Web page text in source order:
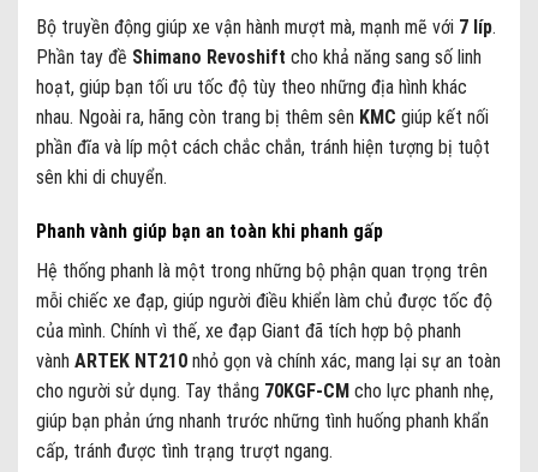
Bộ truyền động giúp xe vận hành mượt mà, mạnh mẽ với 7 líp.
Phần tay đề Shimano Revoshift cho khả năng sang số linh
hoạt, giúp bạn tối ưu tốc độ tùy theo những địa hình khác
nhau. Ngoài ra, hãng còn trang bị thêm sên KMC giúp kết nối
phần đĩa và líp một cách chắc chắn, tránh hiện tượng bị tuột
sên khi di chuyển.
Phanh vành giúp bạn an toàn khi phanh gấp
Hệ thống phanh là một trong những bộ phận quan trọng trên
mỗi chiếc xe đạp, giúp người điều khiển làm chủ được tốc độ
của mình. Chính vì thế, xe đạp Giant đã tích hợp bộ phanh
vành ARTEK NT210 nhỏ gọn và chính xác, mang lại sự an toàn
cho người sử dụng. Tay thắng 70KGF-CM cho lực phanh nhẹ,
giúp bạn phản ứng nhanh trước những tình huống phanh khẩn
cấp, tránh được tình trạng trượt ngang.